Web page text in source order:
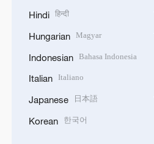
Hindi हिन्दी
Hungarian Magyar
Indonesian Bahasa Indonesia
Italian Italiano
Japanese 日本語
Korean 한국어